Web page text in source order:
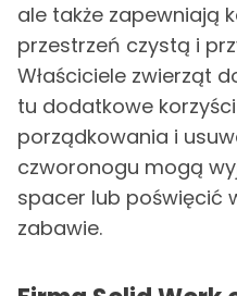
ale także zapewniają
przestrzeń czystą i
Właściciele zwierząt
tu dodatkowe
porządkowania i
czworonogu mogą
spacer lub poświęcić
zabawie.